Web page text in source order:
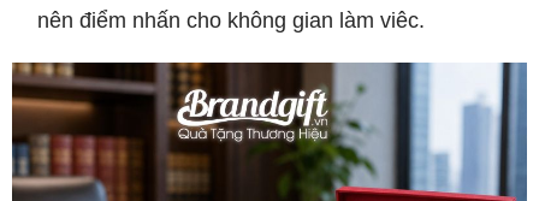
nên điểm nhấn cho không gian làm viêc.